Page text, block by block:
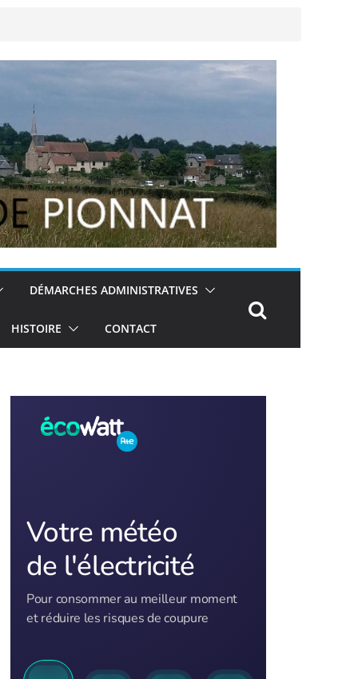
DÉMARCHES ADMINISTRATIVES
HISTOIRE CONTACT